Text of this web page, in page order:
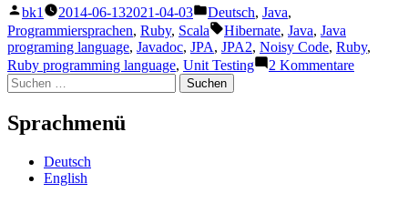
Veröffentlicht
von
bk1 2014-06-132021-04-03
Veröffentlicht
unter
Deutsch, Java,
Programmiersprachen, Ruby, Scala Schlagwörter:
Hibernate, Java, Java
programing language, Javadoc, JPA, JPA2, Noisy Code, Ruby,
Ruby programming language, Unit Testing 2 Kommentarezu
Suchen
nach:
Sprachmenü
Deutsch
English